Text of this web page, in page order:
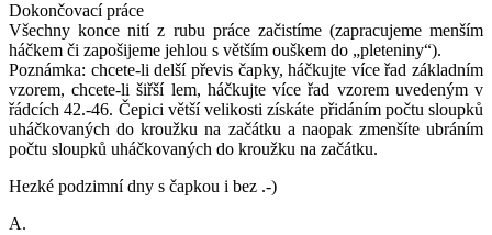
Dokončovací práce
Všechny konce nití z rubu práce začistíme (zapracujeme menším
háčkem či zapošijeme jehlou s větším ouškem do „pleteniny“).
Poznámka: chcete-li delší převis čapky, háčkujte více řad základním
vzorem, chcete-li šiřší lem, háčkujte více řad vzorem uvedeným v
řádcích 42.-46. Čepici větší velikosti získáte přidáním počtu sloupků
uháčkovaných do kroužku na začátku a naopak zmenšíte ubráním
počtu sloupků uháčkovaných do kroužku na začátku.
Hezké podzimní dny s čapkou i bez .-)
A.